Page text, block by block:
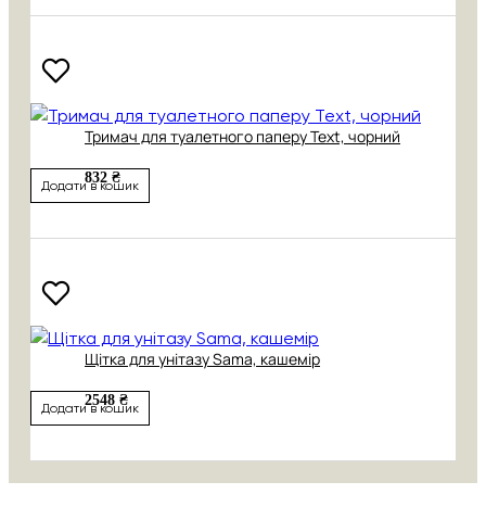
Тримач для туалетного паперу Text, чорний
832 ₴
Додати в кошик
Щітка для унітазу Sama, кашемір
2548 ₴
Додати в кошик